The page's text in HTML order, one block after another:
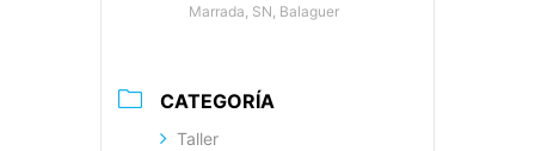
Marrada, SN, Balaguer
CATEGORÍA
Taller